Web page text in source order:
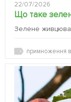
22/07/2026
Що таке
Зелене
примноження